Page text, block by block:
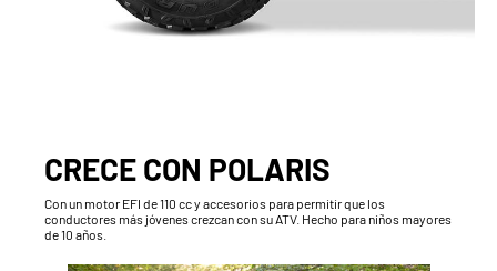
CRECE CON POLARIS
Con un motor EFI de 110 cc y accesorios para permitir que los
conductores más jóvenes crezcan con su ATV. Hecho para niños mayores
de 10 años.